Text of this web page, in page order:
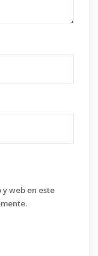
web en este